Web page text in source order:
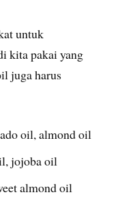
untuk
kita pakai yang
juga harus
oil, almond oil
jojoba oil
almond oil